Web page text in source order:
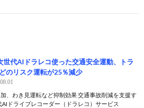
世代AIドラレコ使った交通安全運動、トラ
のリスク運転が25％減少
、わき見運転など抑制効果 交通事故削減を支援す
AIドライブレコーダー（ドラレコ）サービス